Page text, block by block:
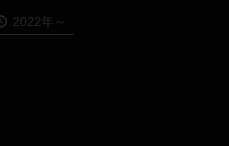
2022年～